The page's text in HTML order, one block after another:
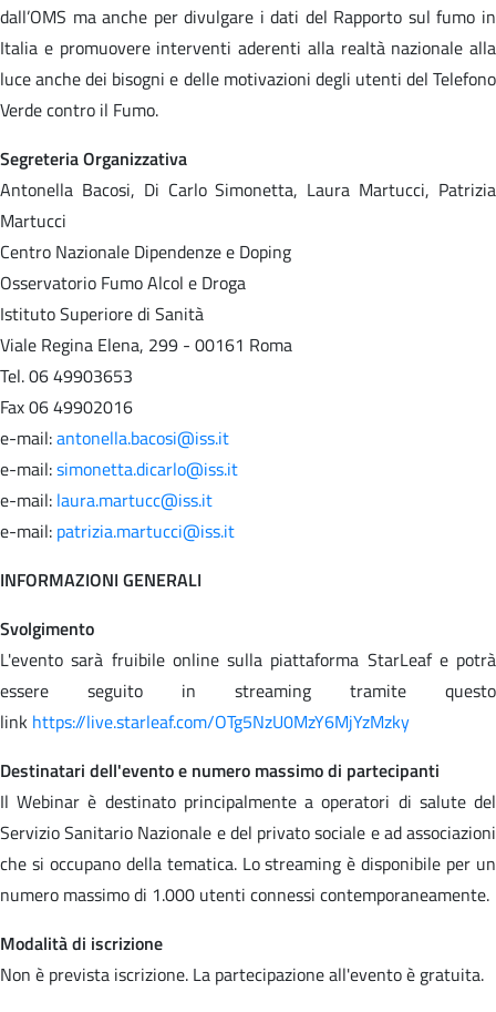
dall’OMS ma anche per divulgare i dati del Rapporto sul fumo in
Italia e promuovere interventi aderenti alla realtà nazionale alla
luce anche dei bisogni e delle motivazioni degli utenti del Telefono
Verde contro il Fumo.
Segreteria Organizzativa
Antonella Bacosi, Di Carlo Simonetta, Laura Martucci, Patrizia
Martucci
Centro Nazionale Dipendenze e Doping
Osservatorio Fumo Alcol e Droga
Istituto Superiore di Sanità
Viale Regina Elena, 299 - 00161 Roma
Tel. 06 49903653
Fax 06 49902016
e-mail:antonella.bacosi@iss.it
e-mail:simonetta.dicarlo@iss.it
e-mail: laura.martucc@iss.it
e-mail: patrizia.martucci@iss.it
INFORMAZIONI GENERALI
Svolgimento
L'evento sarà fruibile online sulla piattaforma StarLeaf e potrà
essere seguito in streaming tramite questo
link https://live.starleaf.com/OTg5NzU0MzY6MjYzMzky
Destinatari dell'evento e numero massimo di partecipanti
Il Webinar è destinato principalmente a operatori di salute del
Servizio Sanitario Nazionale e del privato sociale e ad associazioni
che si occupano della tematica. Lo streaming è disponibile per un
numero massimo di 1.000 utenti connessi contemporaneamente.
Modalità di iscrizione
Non è prevista iscrizione. La partecipazione all'evento è gratuita.